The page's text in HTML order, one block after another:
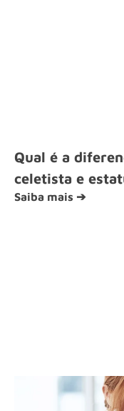
Qual é a
celetista e
Saiba mais ➔